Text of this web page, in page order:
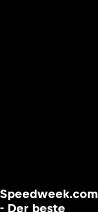
Speedweek.com
- Der beste